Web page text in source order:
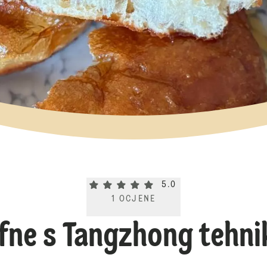
Current rating 5.0. Click to rate.
5.0
1
OCJENE
s Tangzhong